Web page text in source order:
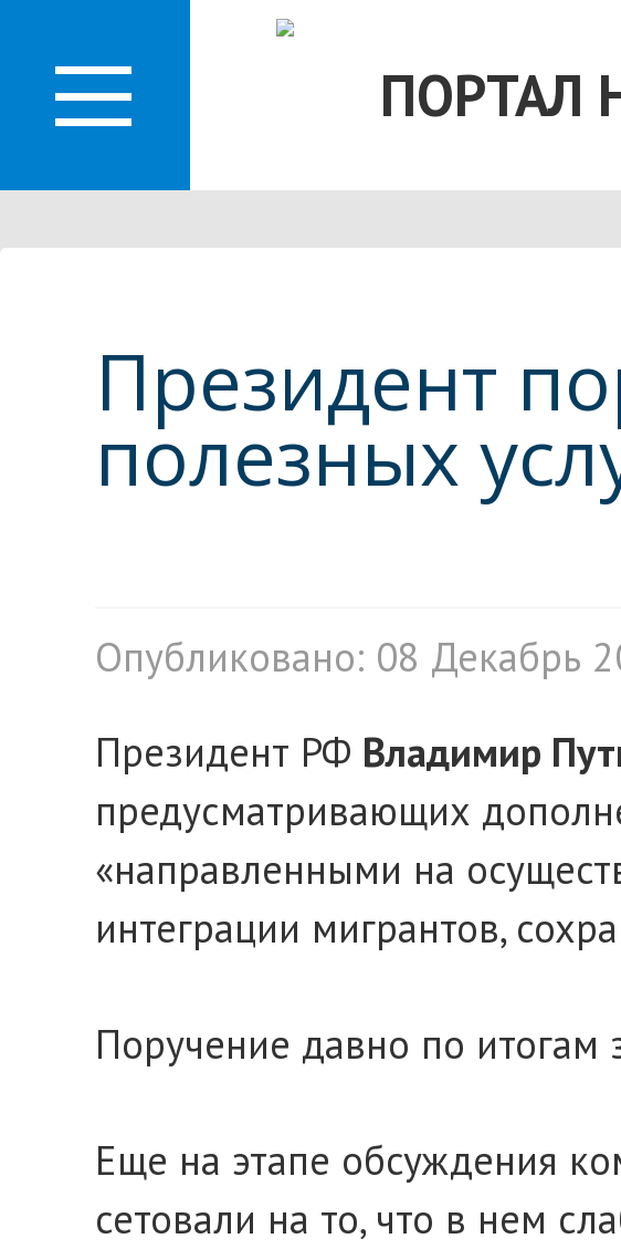
ПОРТАЛ
Президент
полезных
Опубликовано: 08 Декабрь
Президент РФ Владимир
предусматривающих
«направленными на
интеграции мигрантов,
Поручение давно по
Еще на этапе обсуждения
сетовали на то, что в нем